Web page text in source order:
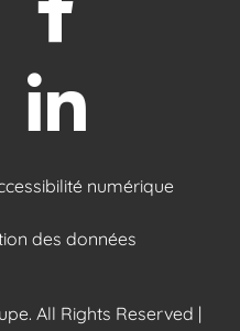
numérique
des données
All Rights Reserved |